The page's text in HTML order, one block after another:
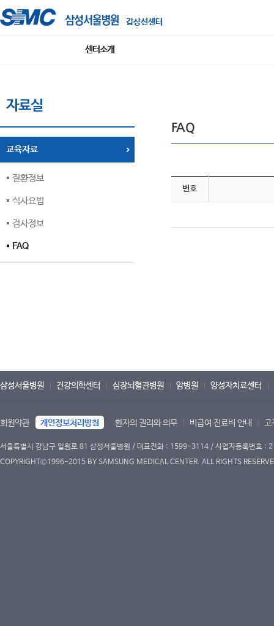
갑상선센터
센터소개
자료실
교육자료
질환정보
식사요법
검사정보
FAQ
FAQ
번호
삼성서울병원 건강의학센터 심장뇌혈관병원 암병원 양성자치료센터
회원약관 개인정보처리방침 환자의 권리와 의무 비급여 진료비 안내 고
서울특별시 강남구 일원로 81 삼성서울병원 / 대표전화 : 1599-3114 / 사업자등록번호
COPYRIGHT©1996-2015 BY SAMSUNG MEDICAL CENTER. ALL RIGHTS